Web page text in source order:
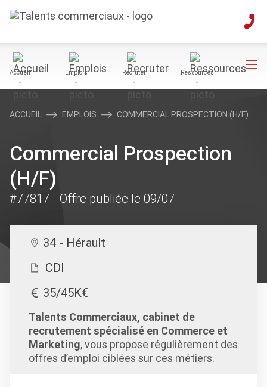
Accueil Emplois Recruter Ressources
ACCUEIL EMPLOIS COMMERCIAL PROSPECTION (H/F)
Commercial Prospection
(H/F)
#77817 - Offre publiée le 09/07
34 - Hérault
CDI
35/45K€
Talents Commerciaux, cabinet de
recrutement spécialisé en Commerce et
Marketing, vous propose régulièrement des
offres d’emploi ciblées sur ces métiers.